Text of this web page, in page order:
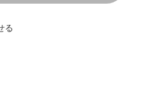
る